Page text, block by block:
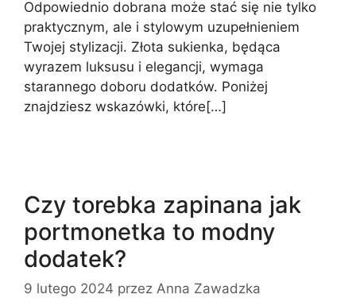
Odpowiednio dobrana może stać się nie tylko
praktycznym, ale i stylowym uzupełnieniem
Twojej stylizacji. Złota sukienka, będąca
wyrazem luksusu i elegancji, wymaga
starannego doboru dodatków. Poniżej
znajdziesz wskazówki, które[…]
Czy torebka zapinana jak
portmonetka to modny
dodatek?
9 lutego 2024 przez Anna Zawadzka